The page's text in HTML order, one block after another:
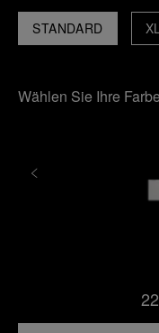
STANDARD
Wählen Sie Ihre